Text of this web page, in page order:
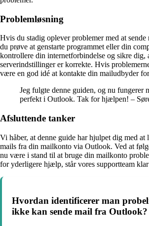
Problemløsning
Hvis du stadig oplever problemer med at
du prøve at genstarte programmet eller din
kontrollere din internetforbindelse og sikre dig,
serverindstillinger er korrekte. Hvis
være en god idé at kontakte din mailudbyder
Jeg fulgte denne guiden, og nu fungerer
perfekt i Outlook. Tak for hjælpen! –
Afsluttende tanker
Vi håber, at denne guide har hjulpet dig med at
mails fra din mailkonto via Outlook. Ved at
nu være i stand til at bruge din mailkonto
for yderligere hjælp, står vores supportteam
Hvordan identificerer man
ikke kan sende mail fra Outlook?